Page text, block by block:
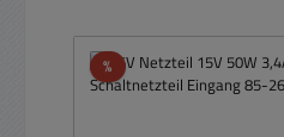
%Rabatt